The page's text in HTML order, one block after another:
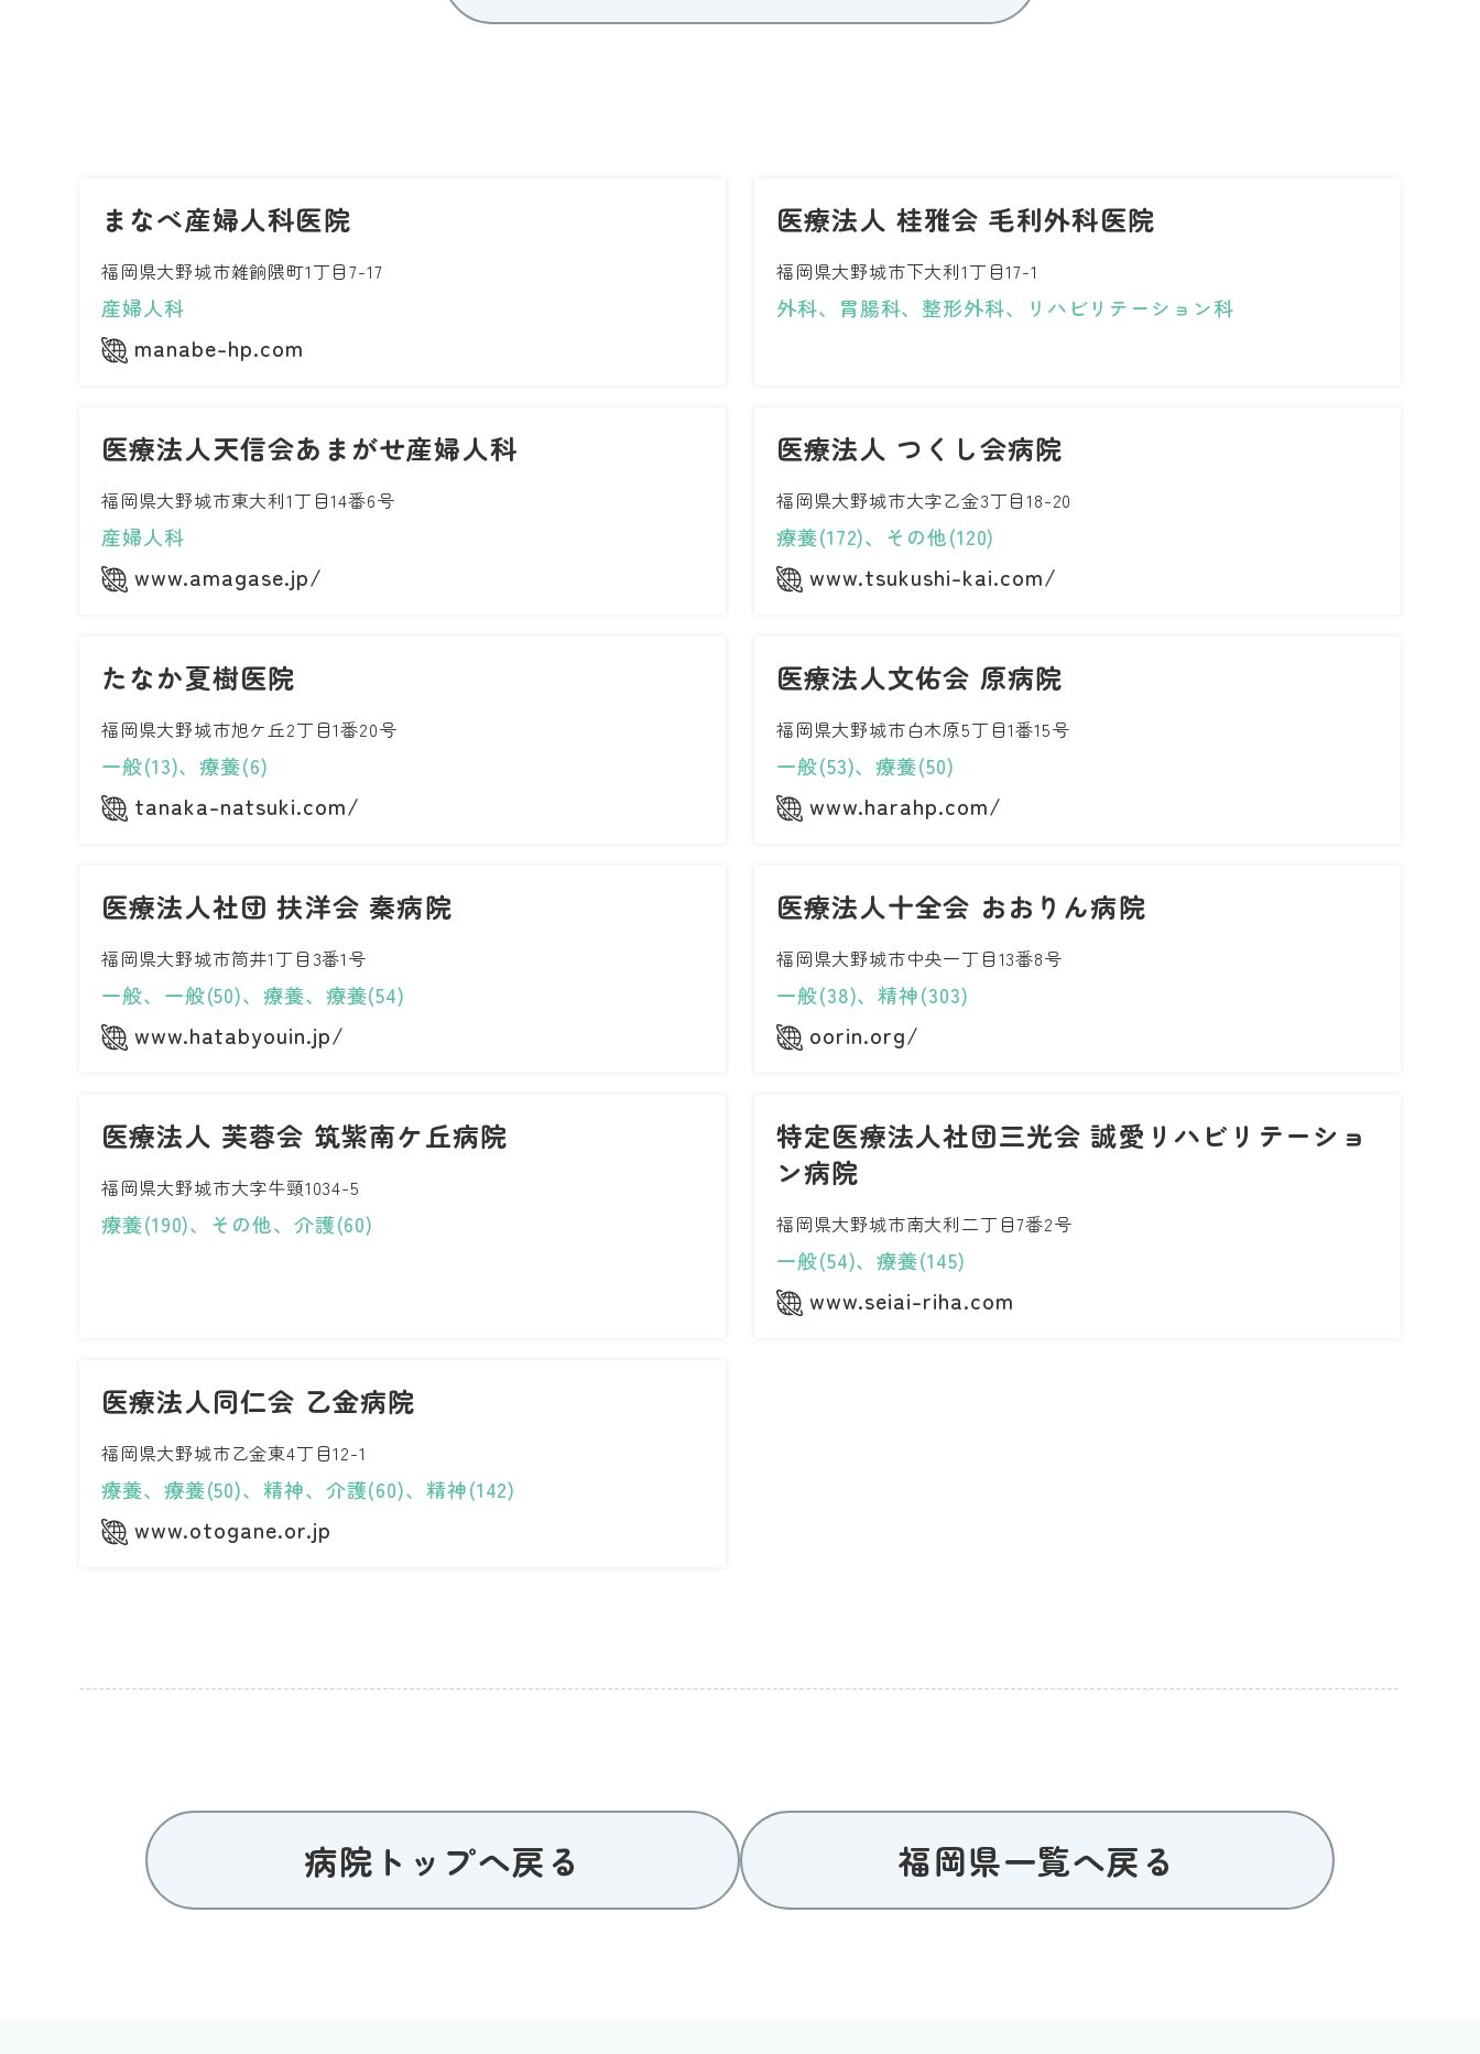
まなべ産婦人科医院
福岡県大野城市雑餉隈町1丁目7-17
産婦人科
manabe-hp.com
医療法人 桂雅会 毛利外科医院
福岡県大野城市下大利1丁目17-1
外科、胃腸科、整形外科、リハビリテーション科
医療法人天信会あまがせ産婦人科
福岡県大野城市東大利1丁目14番6号
産婦人科
www.amagase.jp/
医療法人 つくし会病院
福岡県大野城市大字乙金3丁目18-20
療養(172)、その他(120)
www.tsukushi-kai.com/
たなか夏樹医院
福岡県大野城市旭ケ丘2丁目1番20号
一般(13)、療養(6)
tanaka-natsuki.com/
医療法人文佑会 原病院
福岡県大野城市白木原5丁目1番15号
一般(53)、療養(50)
www.harahp.com/
医療法人社団 扶洋会 秦病院
福岡県大野城市筒井1丁目3番1号
一般、一般(50)、療養、療養(54)
www.hatabyouin.jp/
医療法人十全会 おおりん病院
福岡県大野城市中央一丁目13番8号
一般(38)、精神(303)
oorin.org/
医療法人 芙蓉会 筑紫南ケ丘病院
福岡県大野城市大字牛頸1034-5
療養(190)、その他、介護(60)
特定医療法人社団三光会 誠愛リハビリテーショ
ン病院
福岡県大野城市南大利二丁目7番2号
一般(54)、療養(145)
www.seiai-riha.com
医療法人同仁会 乙金病院
福岡県大野城市乙金東4丁目12-1
療養、療養(50)、精神、介護(60)、精神(142)
www.otogane.or.jp
病院トップへ戻る 福岡県一覧へ戻る